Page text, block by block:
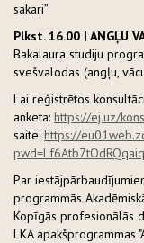
sakari”
Plkst. 16.00 | ANGĻU
Bakalaura studiju
svešvalodas (angļu,
Lai reģistrētos
anketa: https://ej.uz/
saite: https://
Par
programmās
Kopīgās profesionālās
LKA apakšprogrammas